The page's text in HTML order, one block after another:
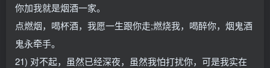
你加我就是烟酒一家。
点燃烟，喝杯酒，我愿一生跟你走;燃烧我，喝醉你，烟鬼酒
鬼永牵手。
21) 对不起，虽然已经深夜，虽然我怕打扰你，可是我实在